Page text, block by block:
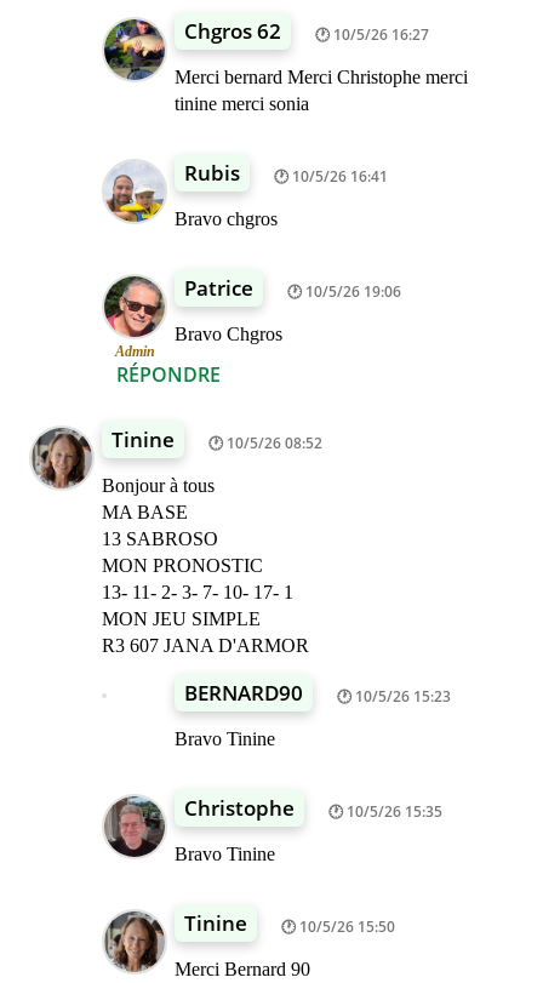
RÉPONDRE
Chgros 62 10/5/26 16:27
Merci bernard Merci Christophe merci
tinine merci sonia
Rubis 10/5/26 16:41
Bravo chgros
Admin
Patrice 10/5/26 19:06
Bravo Chgros
Tinine 10/5/26 08:52
Bonjour à tous
MA BASE
13 SABROSO
MON PRONOSTIC
13- 11- 2- 3- 7- 10- 17- 1
MON JEU SIMPLE
R3 607 JANA D'ARMOR
BERNARD90 10/5/26 15:23
Bravo Tinine
Christophe 10/5/26 15:35
Bravo Tinine
Tinine 10/5/26 15:50
Merci Bernard 90